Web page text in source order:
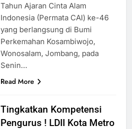
Tahun Ajaran Cinta Alam
Indonesia (Permata CAI) ke-46
yang berlangsung di Bumi
Perkemahan Kosambiwojo,
Wonosalam, Jombang, pada
Senin…
Read More
Tingkatkan Kompetensi
Pengurus ! LDII Kota Metro